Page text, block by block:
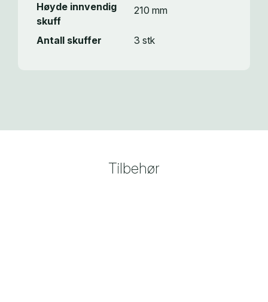
Høyde innvendig
skuff
210 mm
Antall skuffer 3 stk
Tilbehør